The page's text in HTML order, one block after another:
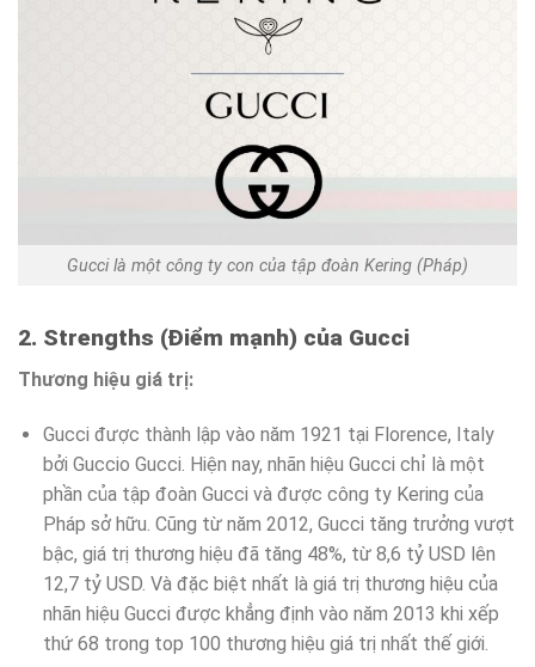
Gucci là một công ty con của tập đoàn Kering (Pháp)
2. Strengths (Điểm mạnh) của Gucci
Thương hiệu giá trị:
Gucci được thành lập vào năm 1921 tại Florence, Italy
bởi Guccio Gucci. Hiện nay, nhãn hiệu Gucci chỉ là một
phần của tập đoàn Gucci và được công ty Kering của
Pháp sở hữu. Cũng từ năm 2012, Gucci tăng trưởng vượt
bậc, giá trị thương hiệu đã tăng 48%, từ 8,6 tỷ USD lên
12,7 tỷ USD. Và đặc biệt nhất là giá trị thương hiệu của
nhãn hiệu Gucci được khẳng định vào năm 2013 khi xếp
thứ 68 trong top 100 thương hiệu giá trị nhất thế giới.